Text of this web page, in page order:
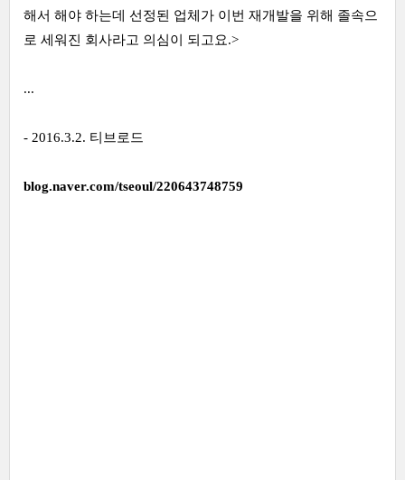
해서 해야 하는데 선정된 업체가 이번 재개발을 위해 졸속으
로 세워진 회사라고 의심이 되고요.>
...
- 2016.3.2. 티브로드
blog.naver.com/tseoul/220643748759